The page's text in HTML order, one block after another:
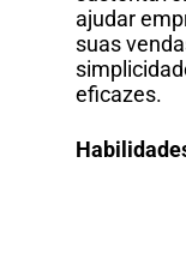
ajudar
suas
eficazes.